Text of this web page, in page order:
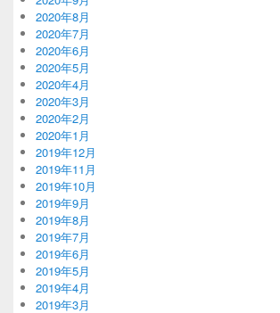
2020年8月
2020年7月
2020年6月
2020年5月
2020年4月
2020年3月
2020年2月
2020年1月
2019年12月
2019年11月
2019年10月
2019年9月
2019年8月
2019年7月
2019年6月
2019年5月
2019年4月
2019年3月